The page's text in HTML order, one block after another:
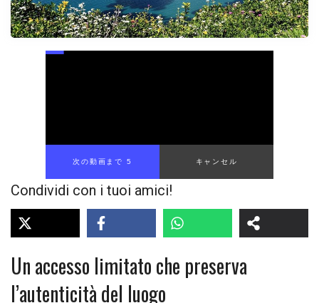
次の動画まで 4 キャンセル
Condividi con i tuoi amici!
Un accesso limitato che preserva
l’autenticità del luogo